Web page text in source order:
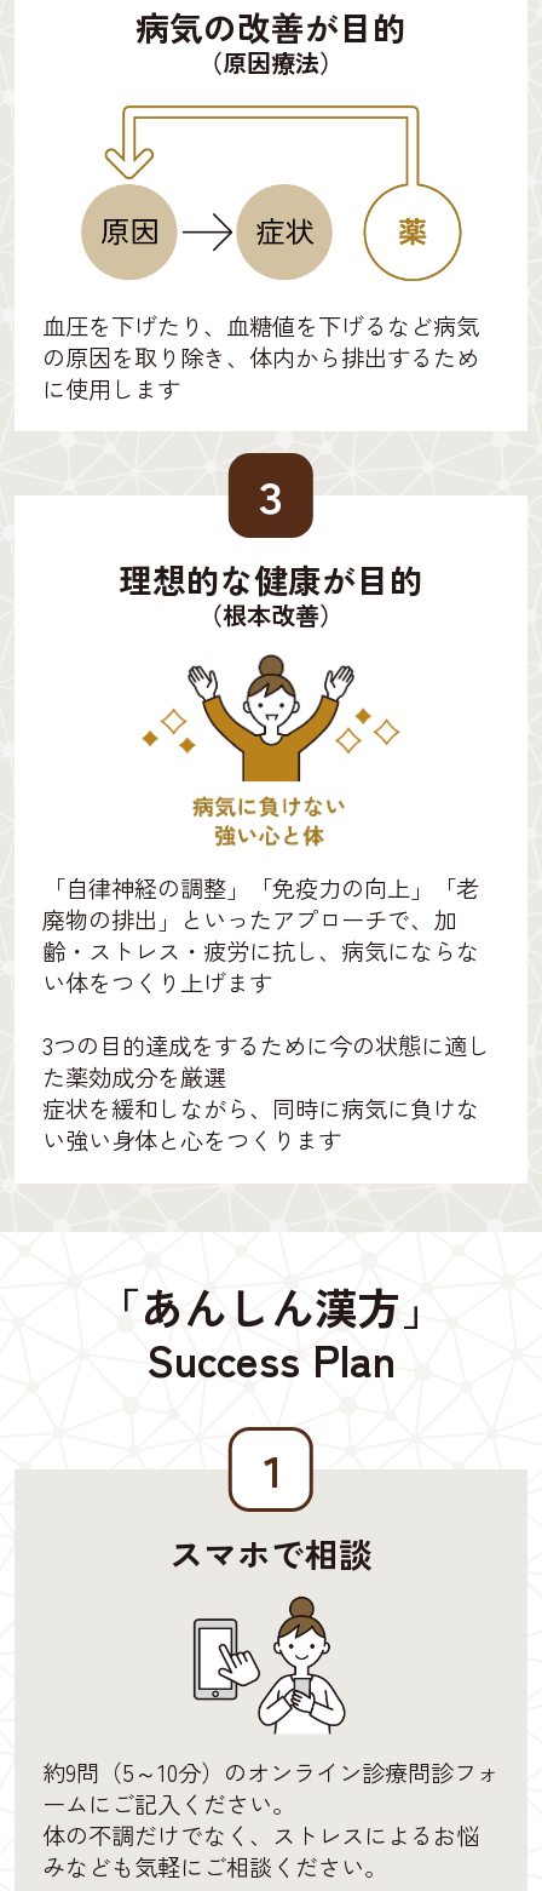
病気の改善が目的
（原因療法）
血圧を下げたり、血糖値を下げるなど病気
の原因を取り除き、体内から排出するため
に使用します
３
理想的な健康が目的
（根本改善）
「自律神経の調整」「免疫力の向上」「老
廃物の排出」といったアプローチで、加
齢・ストレス・疲労に抗し、病気にならな
い体をつくり上げます
3つの目的達成をするために今の状態に適し
た薬効成分を厳選
症状を緩和しながら、同時に病気に負けな
い強い身体と心をつくります
「あんしん漢方」
Success Plan
１
スマホで相談
約9問（5～10分）のオンライン診療問診フォ
ームにご記入ください。
体の不調だけでなく、ストレスによるお悩
みなども気軽にご相談ください。